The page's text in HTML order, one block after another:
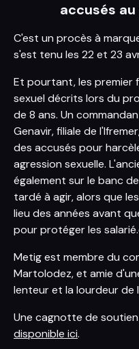
accusés
C'est un procès à
s'est tenu les 22 et 23
Et pourtant, les premier
sexuel décrits lors du
de 8 ans. Un
Genavir, filiale de
des accusés pour
agression sexuelle.
également sur le banc
tardé à agir, alors que
lieu des années avant
pour protéger les
Metig est membre du
Martolodez, et amie
lenteur et la lourdeur de
Une cagnotte de
disponible ici.